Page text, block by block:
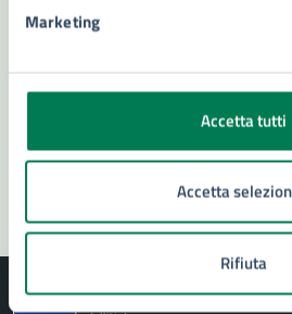
Marketing
Accetta tutti
Accetta
Rifiuta
Numero verde 800299507
Segnala disservizio